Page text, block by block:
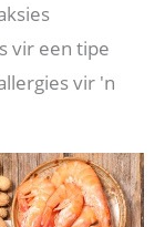
vir een tipe
vir 'n